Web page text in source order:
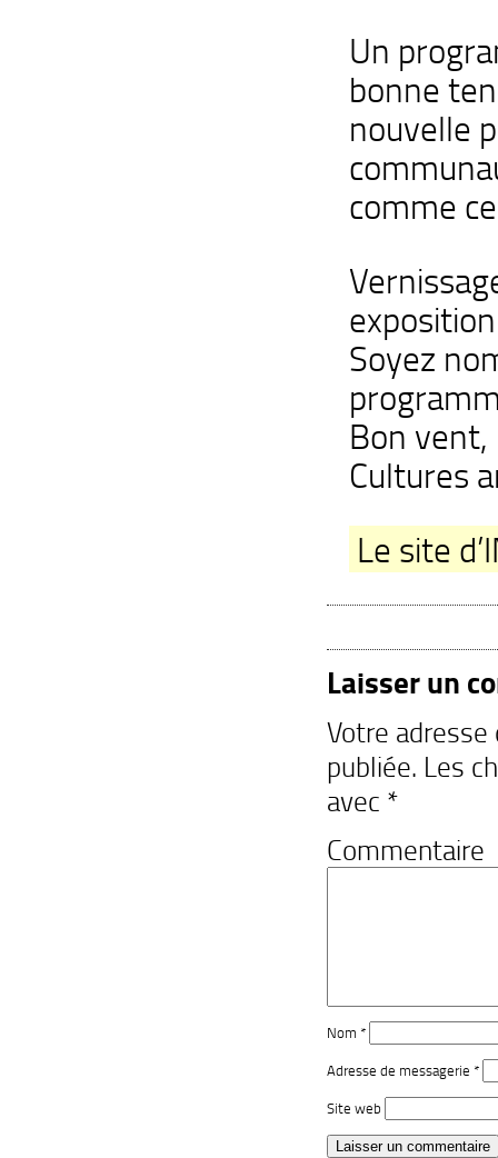
Un
bonne
nouvelle
comme
Soyez
Bon
Cultures
Le site
Laisser un
Votre
publiée. Les
avec *
Commentaire
Nom *
Adresse de messagerie *
Site web